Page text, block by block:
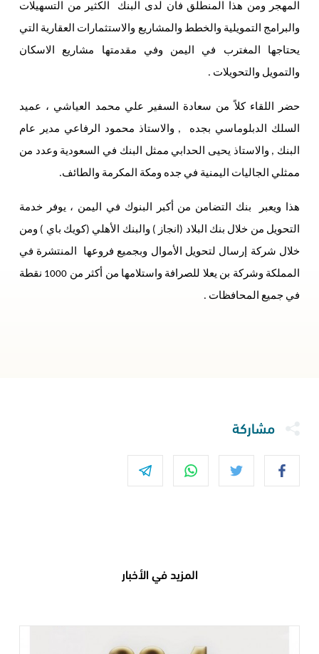
المهجر ومن هذا المنطلق فان لدى البنك الكثير من التسهيلات
والبرامج التمويلية والخطط والمشاريع والاستثمارات العقارية التي
يحتاجها المغترب في اليمن وفي مقدمتها مشاريع الاسكان
والتمويل والتحويلات .
حضر اللقاء كلاً من سعادة السفير علي محمد العياشي ، عميد
السلك الدبلوماسي بجده , والاستاذ محمود الرفاعي مدير عام
البنك , والاستاذ يحيى الحدابي ممثل البنك في السعودية وعدد من
ممثلي الجاليات اليمنية في جده ومكة المكرمة والطائف.
هذا ويعبر بنك التضامن من أكبر البنوك في اليمن ، يوفر خدمة
التحويل من خلال بنك البلاد (انجاز ) والبنك الأهلي (كويك باي ) ومن
خلال شركة إرسال لتحويل الأموال وبجميع فروعها المنتشرة في
المملكة وشركة بن يعلا للصرافة واستلامها من أكثر من 1000 نقطة
في جميع المحافظات .
مشاركة
المزيد في الأخبار